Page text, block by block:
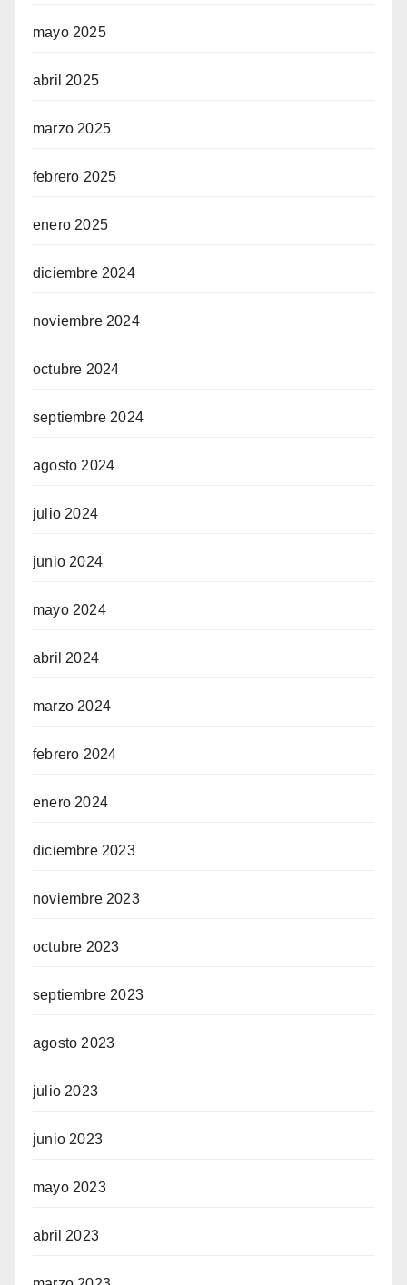
mayo 2025
abril 2025
marzo 2025
febrero 2025
enero 2025
diciembre 2024
noviembre 2024
octubre 2024
septiembre 2024
agosto 2024
julio 2024
junio 2024
mayo 2024
abril 2024
marzo 2024
febrero 2024
enero 2024
diciembre 2023
noviembre 2023
octubre 2023
septiembre 2023
agosto 2023
julio 2023
junio 2023
mayo 2023
abril 2023